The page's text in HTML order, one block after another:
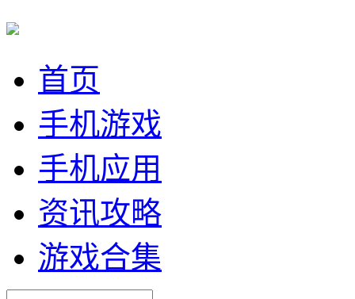
首页
手机游戏
手机应用
资讯攻略
游戏合集